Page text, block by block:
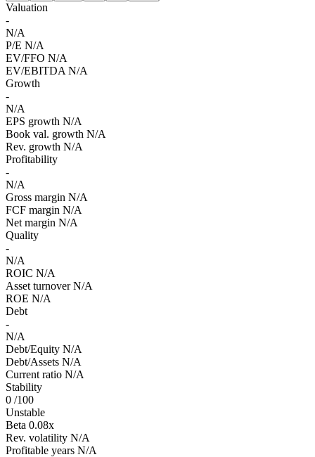
Valuation
-
N/A
P/E N/A
EV/FFO N/A
EV/EBITDA N/A
Growth
-
N/A
EPS growth N/A
Book val. growth N/A
Rev. growth N/A
Profitability
-
N/A
Gross margin N/A
FCF margin N/A
Net margin N/A
Quality
-
N/A
ROIC N/A
Asset turnover N/A
ROE N/A
Debt
-
N/A
Debt/Equity N/A
Debt/Assets N/A
Current ratio N/A
Stability
0 /100
Unstable
Beta 0.08x
Rev. volatility N/A
Profitable years N/A